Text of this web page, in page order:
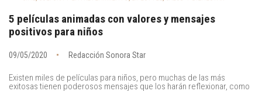
5 películas animadas con valores y mensajes
positivos para niños
09/05/2020 Redacción Sonora Star
Existen miles de películas para niños, pero muchas de las más
exitosas tienen poderosos mensajes que los harán reflexionar, como